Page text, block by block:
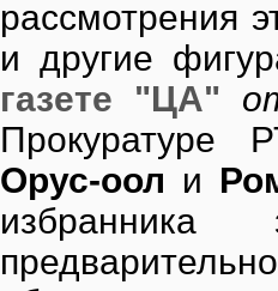
рассмотрения
и другие
газете "ЦА"
Прокуратуре
Орус-оол и
избранника